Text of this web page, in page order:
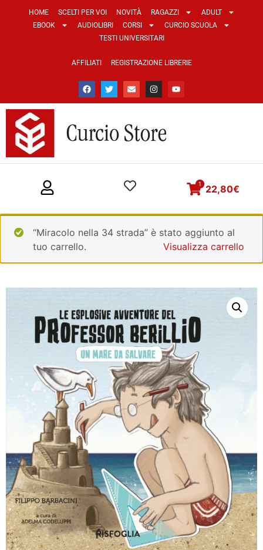
HOME SCELTI PER VOI NOVITÀ RAGAZZI
ADULT
EBOOK
AUDIOLIBRI CORSI
CURCIO SCUOLA
TESTI UNIVERSITARI
AFFILIATI REGISTRAZIONE LIBRERIE
22,80€
1
“Miracolo nella 34 strada” è stato aggiunto al
tuo carrello.
Visualizza carrello